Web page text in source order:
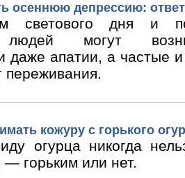
осеннюю депрессию:
светового дня и
людей могут
даже апатии, а частые
кожуру с горького
огурца никогда
— горьким или нет.